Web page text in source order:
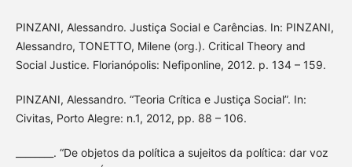
PINZANI, Alessandro. Justiça Social e Carências. In: PINZANI,
Alessandro, TONETTO, Milene (org.). Critical Theory and
Social Justice. Florianópolis: Nefiponline, 2012. p. 134 – 159.
PINZANI, Alessandro. “Teoria Crítica e Justiça Social”. In:
Civitas, Porto Alegre: n.1, 2012, pp. 88 – 106.
________. “De objetos da política a sujeitos da política: dar voz